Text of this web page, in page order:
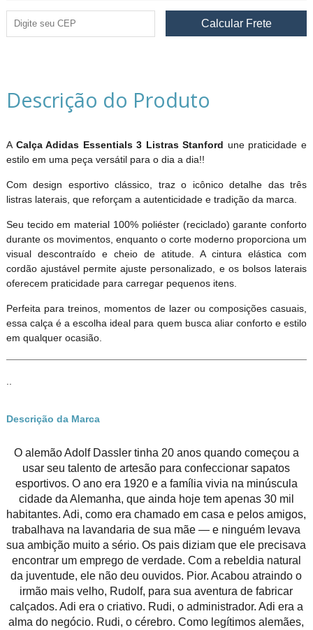
Descrição do Produto
A Calça Adidas Essentials 3 Listras Stanford une praticidade e
estilo em uma peça versátil para o dia a dia!!
Com design esportivo clássico, traz o icônico detalhe das três
listras laterais, que reforçam a autenticidade e tradição da marca.
Seu tecido em material 100% poliéster (reciclado) garante conforto
durante os movimentos, enquanto o corte moderno proporciona um
visual descontraído e cheio de atitude. A cintura elástica com
cordão ajustável permite ajuste personalizado, e os bolsos laterais
oferecem praticidade para carregar pequenos itens.
Perfeita para treinos, momentos de lazer ou composições casuais,
essa calça é a escolha ideal para quem busca aliar conforto e estilo
em qualquer ocasião.
Descrição da Marca
O alemão Adolf Dassler tinha 20 anos quando começou a
usar seu talento de artesão para confeccionar sapatos
esportivos. O ano era 1920 e a família vivia na minúscula
cidade da Alemanha, que ainda hoje tem apenas 30 mil
habitantes. Adi, como era chamado em casa e pelos amigos,
trabalhava na lavandaria de sua mãe — e ninguém levava
sua ambição muito a sério. Os pais diziam que ele precisava
encontrar um emprego de verdade. Com a rebeldia natural
da juventude, ele não deu ouvidos. Pior. Acabou atraindo o
irmão mais velho, Rudolf, para sua aventura de fabricar
calçados. Adi era o criativo. Rudi, o administrador. Adi era a
alma do negócio. Rudi, o cérebro. Como legítimos alemães,